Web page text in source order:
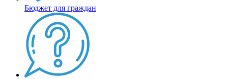
Бюджет для граждан